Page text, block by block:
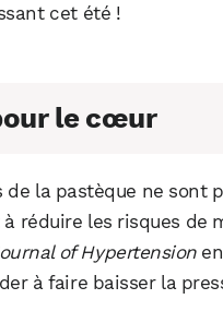
cet été !
le cœur
la pastèque ne sont
réduire les risques de
of Hypertensionen
à faire baisser la